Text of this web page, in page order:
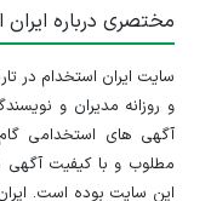
مختصری درباره
و روزانه مدیران و
آگهی های استخدامی
مطلوب و با کیفیت آگهی
این سایت بوده است.